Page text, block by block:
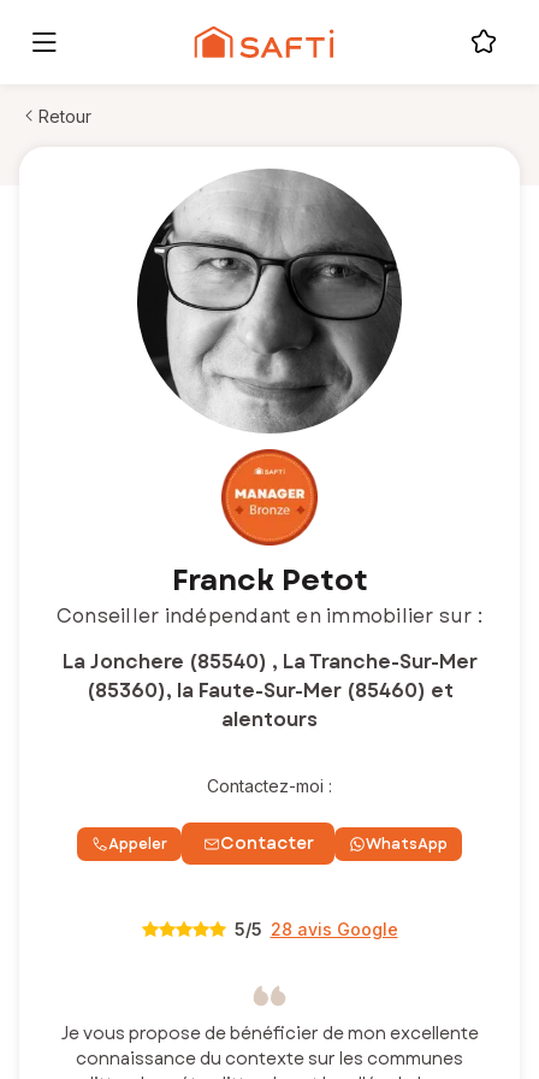
Retour
Franck Petot
Conseiller indépendant en immobilier sur :
La Jonchere (85540) , La Tranche-Sur-Mer
(85360), la Faute-Sur-Mer (85460) et
alentours
Contactez-moi :
Appeler Contacter WhatsApp
5/5 28 avis Google
Je vous propose de bénéficier de mon excellente
connaissance du contexte sur les communes